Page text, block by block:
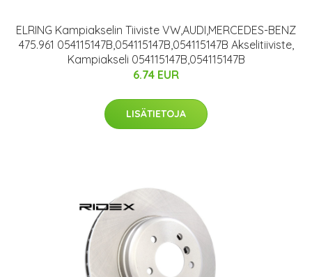
ELRING Kampiakselin Tiiviste VW,AUDI,MERCEDES-BENZ
475.961 054115147B,054115147B,054115147B Akselitiiviste,
Kampiakseli 054115147B,054115147B
6.74 EUR
LISÄTIETOJA